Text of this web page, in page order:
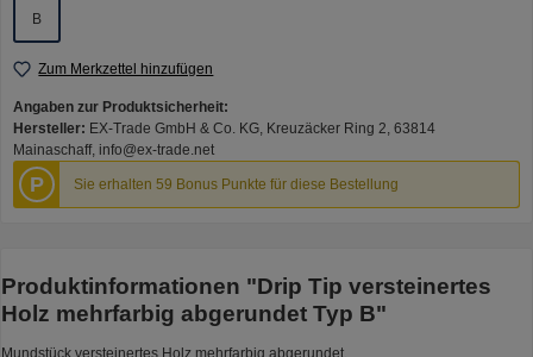
B
Zum Merkzettel hinzufügen
Angaben zur Produktsicherheit:
Hersteller: EX-Trade GmbH & Co. KG, Kreuzäcker Ring 2, 63814
Mainaschaff, info@ex-trade.net
P Sie erhalten 59 Bonus Punkte für diese Bestellung
Produktinformationen "Drip Tip versteinertes
Holz mehrfarbig abgerundet Typ B"
Mundstück versteinertes Holz mehrfarbig abgerundet.